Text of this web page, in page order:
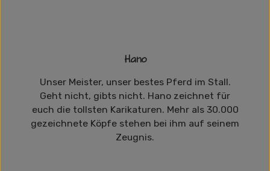
Hano
Unser Meister, unser bestes Pferd im Stall.
Geht nicht, gibts nicht. Hano zeichnet für
euch die tollsten Karikaturen. Mehr als 30.000
gezeichnete Köpfe stehen bei ihm auf seinem
Zeugnis.